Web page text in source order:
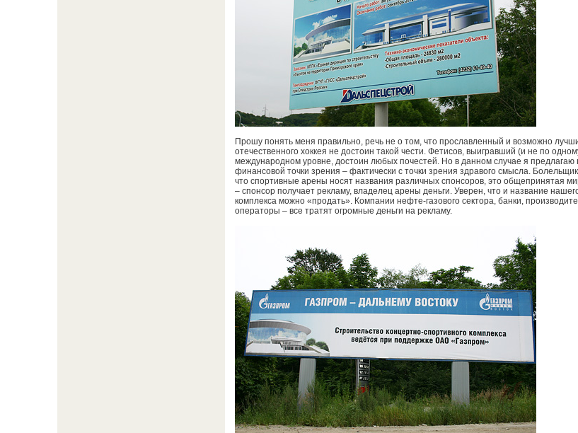
Прошу понять меня правильно, речь не о том, что прославленный и возможно
отечественного хоккея не достоин такой чести. Фетисов, выигравший (и не по
международном уровне, достоин любых почестей. Но в данном случае я предлагаю
финансовой точки зрения – фактически с точки зрения здравого смысла.
что спортивные арены носят названия различных спонсоров, это общепринятая
– спонсор получает рекламу, владелец арены деньги. Уверен, что и название
комплекса можно «продать». Компании нефте-газового сектора, банки,
операторы – все тратят огромные деньги на рекламу.